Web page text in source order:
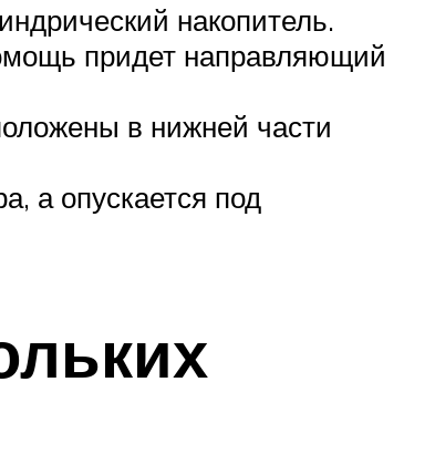
накопитель.
придет направляющий
в нижней части
а опускается под